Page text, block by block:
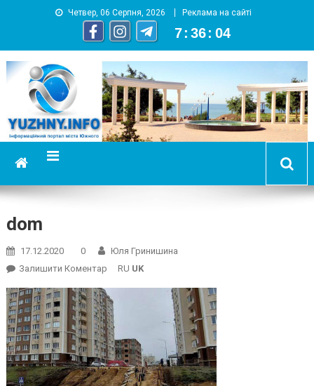
Четвер, 06 Серпня, 2026 Реклама на сайті
7 : 36 : 05
YUZHNY.INFO
информационный портал города Южный
dom
17.12.2020 0
Юля Гринишина
Залишити КоментарOn RU UK